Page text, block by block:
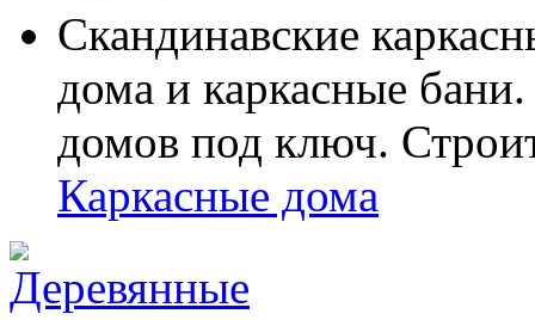
Скандинавские
дома и каркасные
домов под ключ.
Каркасные дома